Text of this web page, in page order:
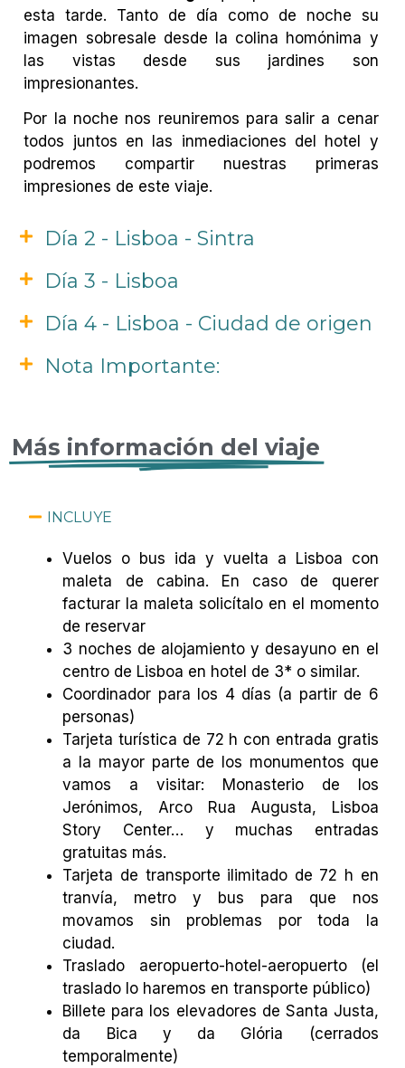
esta tarde. Tanto de día como de noche su
imagen sobresale desde la colina homónima y
las vistas desde sus jardines son
impresionantes.
Por la noche nos reuniremos para salir a cenar
todos juntos en las inmediaciones del hotel y
podremos compartir nuestras primeras
impresiones de este viaje.
Día 2 - Lisboa - Sintra
Día 3 - Lisboa
Día 4 - Lisboa - Ciudad de origen
Nota Importante:
Más información del viaje
INCLUYE
Vuelos o bus ida y vuelta a Lisboa con
maleta de cabina. En caso de querer
facturar la maleta solicítalo en el momento
de reservar
3 noches de alojamiento y desayuno en el
centro de Lisboa en hotel de 3* o similar.
Coordinador para los 4 días (a partir de 6
personas)
Tarjeta turística de 72 h con entrada gratis
a la mayor parte de los monumentos que
vamos a visitar: Monasterio de los
Jerónimos, Arco Rua Augusta, Lisboa
Story Center… y muchas entradas
gratuitas más.
Tarjeta de transporte ilimitado de 72 h en
tranvía, metro y bus para que nos
movamos sin problemas por toda la
ciudad.
Traslado aeropuerto-hotel-aeropuerto (el
traslado lo haremos en transporte público)
Billete para los elevadores de Santa Justa,
da Bica y da Glória (cerrados
temporalmente)